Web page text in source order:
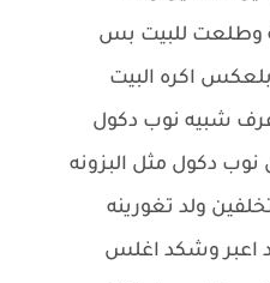
وطلعت للبيت بس
بلعكس اكره البيت
شبيه نوب دكول
دكول مثل البزونه
ولد تغورينه
وشكد اغلس